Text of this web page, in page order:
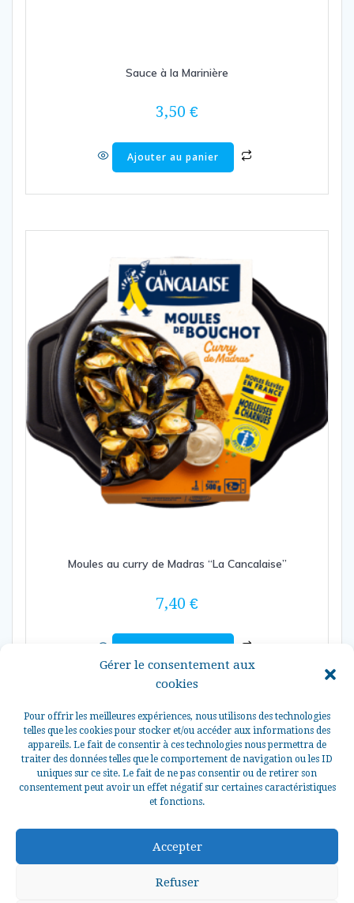
Gérer le consentement aux
cookies
Pour offrir les meilleures expériences, nous utilisons des technologies
telles que les cookies pour stocker et/ou accéder aux informations des
appareils. Le fait de consentir à ces technologies nous permettra de
traiter des données telles que le comportement de navigation ou les ID
uniques sur ce site. Le fait de ne pas consentir ou de retirer son
consentement peut avoir un effet négatif sur certaines caractéristiques
et fonctions.
Accepter
Refuser
Sauce à la Marinière
3,50 €
Ajouter au panier
Moules au curry de Madras “La Cancalaise”
7,40 €